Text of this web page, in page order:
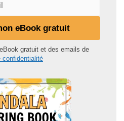
eBook gratuit
gratuit et des emails de
confidentialité